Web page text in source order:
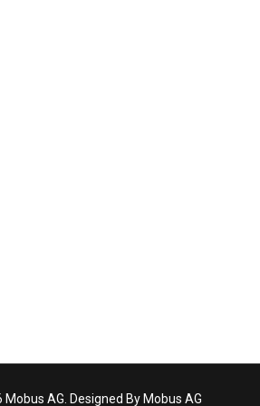
AG. Designed By Mobus AG